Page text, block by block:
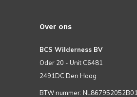
Over ons
BCS Wilderness BV
Oder 20 - Unit C6481
2491DC Den Haag
BTW nummer: NL867952052B01